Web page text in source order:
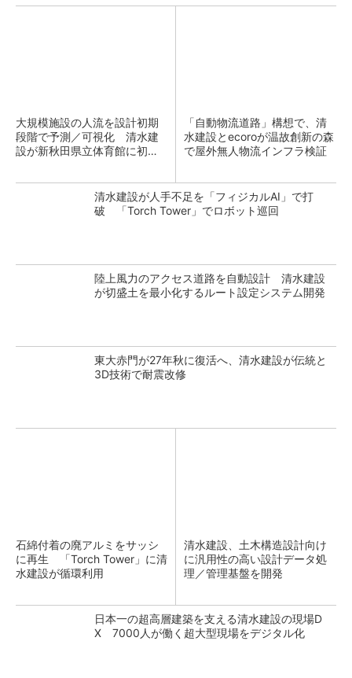
大規模施設の人流を設計初期
段階で予測／可視化 清水建
設が新秋田県立体育館に初適
「自動物流道路」構想で、清
水建設とecoroが温故創新の森
で屋外無人物流インフラ検証
清水建設が人手不足を「フィジカルAI」で打
破 「Torch Tower」でロボット巡回
陸上風力のアクセス道路を自動設計 清水建設
が切盛土を最小化するルート設定システム開発
東大赤門が27年秋に復活へ、清水建設が伝統と
3D技術で耐震改修
石綿付着の廃アルミをサッシ
に再生 「Torch Tower」に清
水建設が循環利用
清水建設、土木構造設計向け
に汎用性の高い設計データ処
理／管理基盤を開発
日本一の超高層建築を支える清水建設の現場D
X 7000人が働く超大型現場をデジタル化